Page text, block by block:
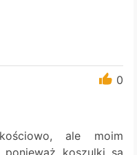
0
ale moim